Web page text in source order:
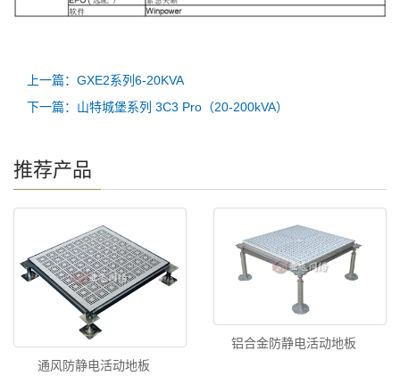
上一篇：GXE2系列6-20KVA
下一篇：山特城堡系列 3C3 Pro（20-200kVA）
推荐产品
通风防静电活动地板
铝合金防静电活动地板